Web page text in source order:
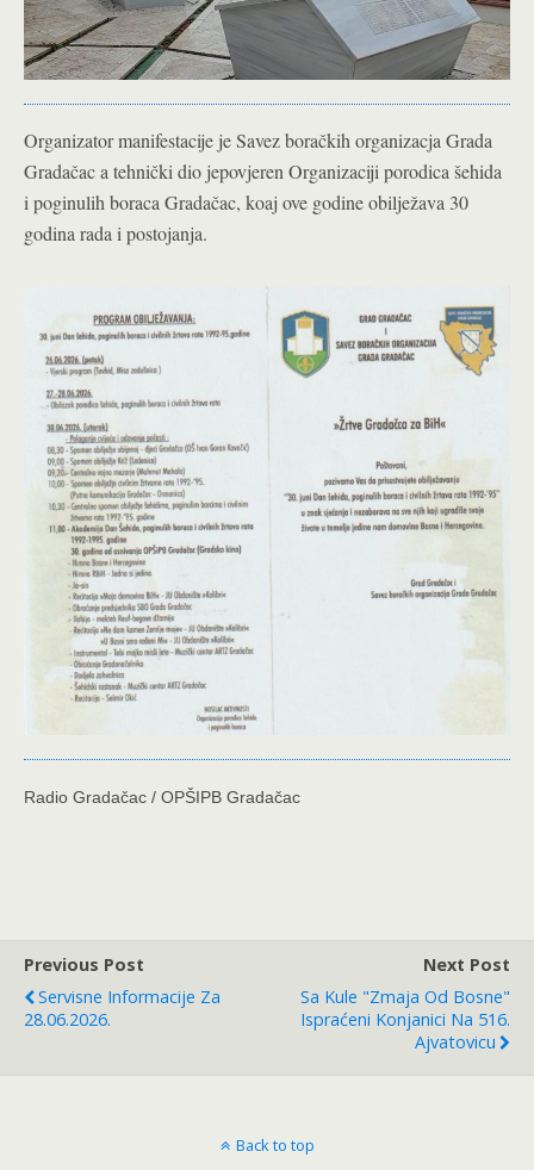
Organizator manifestacije je Savez boračkih organizacja Grada
Gradačac a tehnički dio jepovjeren Organizaciji porodica šehida
i poginulih boraca Gradačac, koaj ove godine obilježava 30
godina rada i postojanja.
Radio Gradačac / OPŠIPB Gradačac
Previous Post
Servisne Informacije Za
28.06.2026.
Next Post
Sa Kule "Zmaja Od Bosne"
Ispraćeni Konjanici Na 516.
Ajvatovicu
Back to top